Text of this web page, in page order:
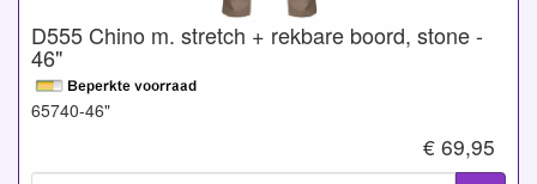
D555 Chino m. stretch + rekbare boord, stone -
46"
65740-46"
€ 69,95